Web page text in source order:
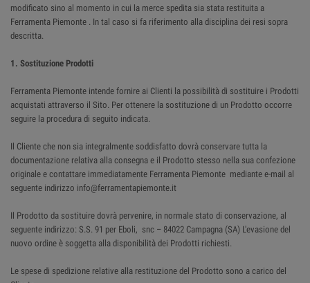
modificato sino al momento in cui la merce spedita sia stata restituita a
Ferramenta Piemonte . In tal caso si fa riferimento alla disciplina dei resi sopra
descritta.
1. Sostituzione Prodotti
Ferramenta Piemonte intende fornire ai Clienti la possibilità di sostituire i Prodotti
acquistati attraverso il Sito. Per ottenere la sostituzione di un Prodotto occorre
seguire la procedura di seguito indicata.
Il Cliente che non sia integralmente soddisfatto dovrà conservare tutta la
documentazione relativa alla consegna e il Prodotto stesso nella sua confezione
originale e contattare immediatamente Ferramenta Piemonte mediante e-mail al
seguente indirizzo info@ferramentapiemonte.it
Il Prodotto da sostituire dovrà pervenire, in normale stato di conservazione, al
seguente indirizzo: S.S. 91 per Eboli, snc – 84022 Campagna (SA) L'evasione del
nuovo ordine è soggetta alla disponibilità dei Prodotti richiesti.
Le spese di spedizione relative alla restituzione del Prodotto sono a carico del